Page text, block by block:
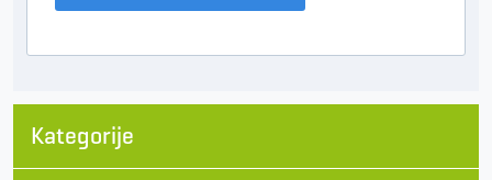
Kategorije